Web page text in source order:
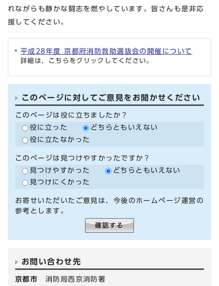
れながらも静かな闘志を燃やしています。皆さんも是非応
援してください。
平成28年度 京都府消防救助選抜会の開催について
詳細は，こちらをクリックしてください。
このページに対してご意見をお聞かせください
このページは役に立ちましたか？
役に立った
どちらともいえない
役に立たなかった
このページは見つけやすかったですか？
見つけやすかった
どちらともいえない
見つけにくかった
お寄せいただいたご意見は、今後のホームページ運営の
参考とします。
お問い合わせ先
京都市 消防局西京消防署